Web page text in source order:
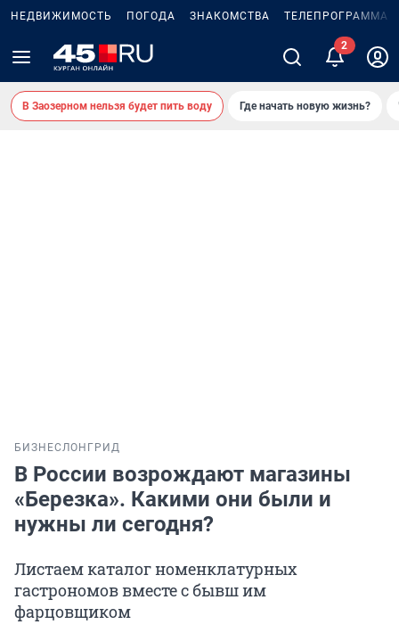
НЕДВИЖИМОСТЬ ПОГОДА ЗНАКОМСТВА ТЕЛЕПРОГРАММА
В Заозерном нельзя будет пить воду Где начать новую жизнь?
БИЗНЕСЛОНГРИД
В России возрождают магазины
«Березка». Какими они были и
нужны ли сегодня?
Листаем каталог номенклатурных
гастрономов вместе с бывш им
фарцовщиком